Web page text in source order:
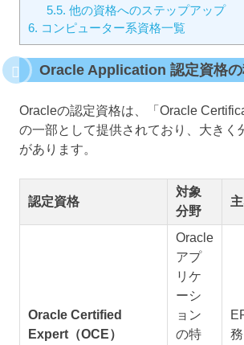
5.5. 他の資格へのステップアップ
6. コンピューター系資格一覧
Oracle Application 認定資格
Oracleの認定資格は、「Oracle
の一部として提供されており、大きく
があります。
認定資格
対象
分野
Oracle Certified
Expert（OCE）
Oracle
アプ
リケ
ーシ
ョン
の特